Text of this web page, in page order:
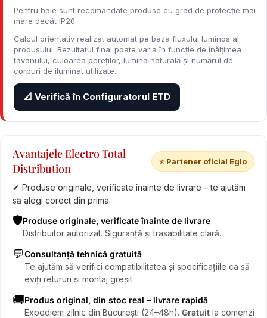
Pentru baie sunt recomandate produse cu grad de protecție mai
mare decât IP20.
Calcul orientativ realizat automat pe baza fluxului luminos al
produsului. Rezultatul final poate varia în funcție de înălțimea
tavanului, culoarea pereților, lumina naturală și numărul de
corpuri de iluminat utilizate.
📐 Verifică în Configuratorul ETD
Avantajele Electro Total
Distribution
⭐ Partener oficial Eglo
✔ Produse originale, verificate înainte de livrare – te ajutăm
să alegi corect din prima.
🛡️Produse originale, verificate înainte de livrare
Distribuitor autorizat. Siguranță și trasabilitate clară.
💬Consultanță tehnică gratuită
Te ajutăm să verifici compatibilitatea și specificațiile ca să
eviți retururi și montaj greșit.
🚚Produs original, din stoc real – livrare rapidă
Expediem zilnic din București (24–48h). Gratuit la comenzi